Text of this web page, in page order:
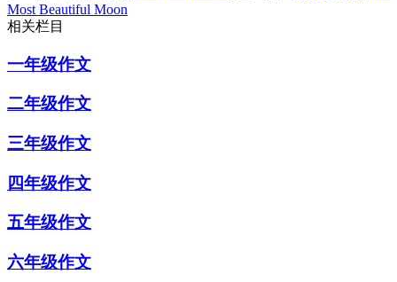
Most Beautiful Moon
相关栏目
一年级作文
二年级作文
三年级作文
四年级作文
五年级作文
六年级作文